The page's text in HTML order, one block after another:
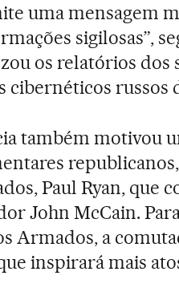
uma mensagem
sigilosas”,
os relatórios dos
cibernéticos russos
também motivou
Paul Ryan, que
John McCain.
Armados, a
inspirará mais